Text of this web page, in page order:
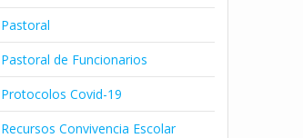
Pastoral
Pastoral de Funcionarios
Protocolos Covid-19
Recursos Convivencia Escolar